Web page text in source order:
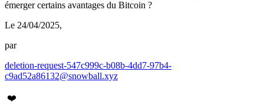
émerger certains avantages du Bitcoin ?
Le 24/04/2025,
par
deletion-request-547c999c-b08b-4dd7-97b4-
c9ad52a86132@snowball.xyz
❤️